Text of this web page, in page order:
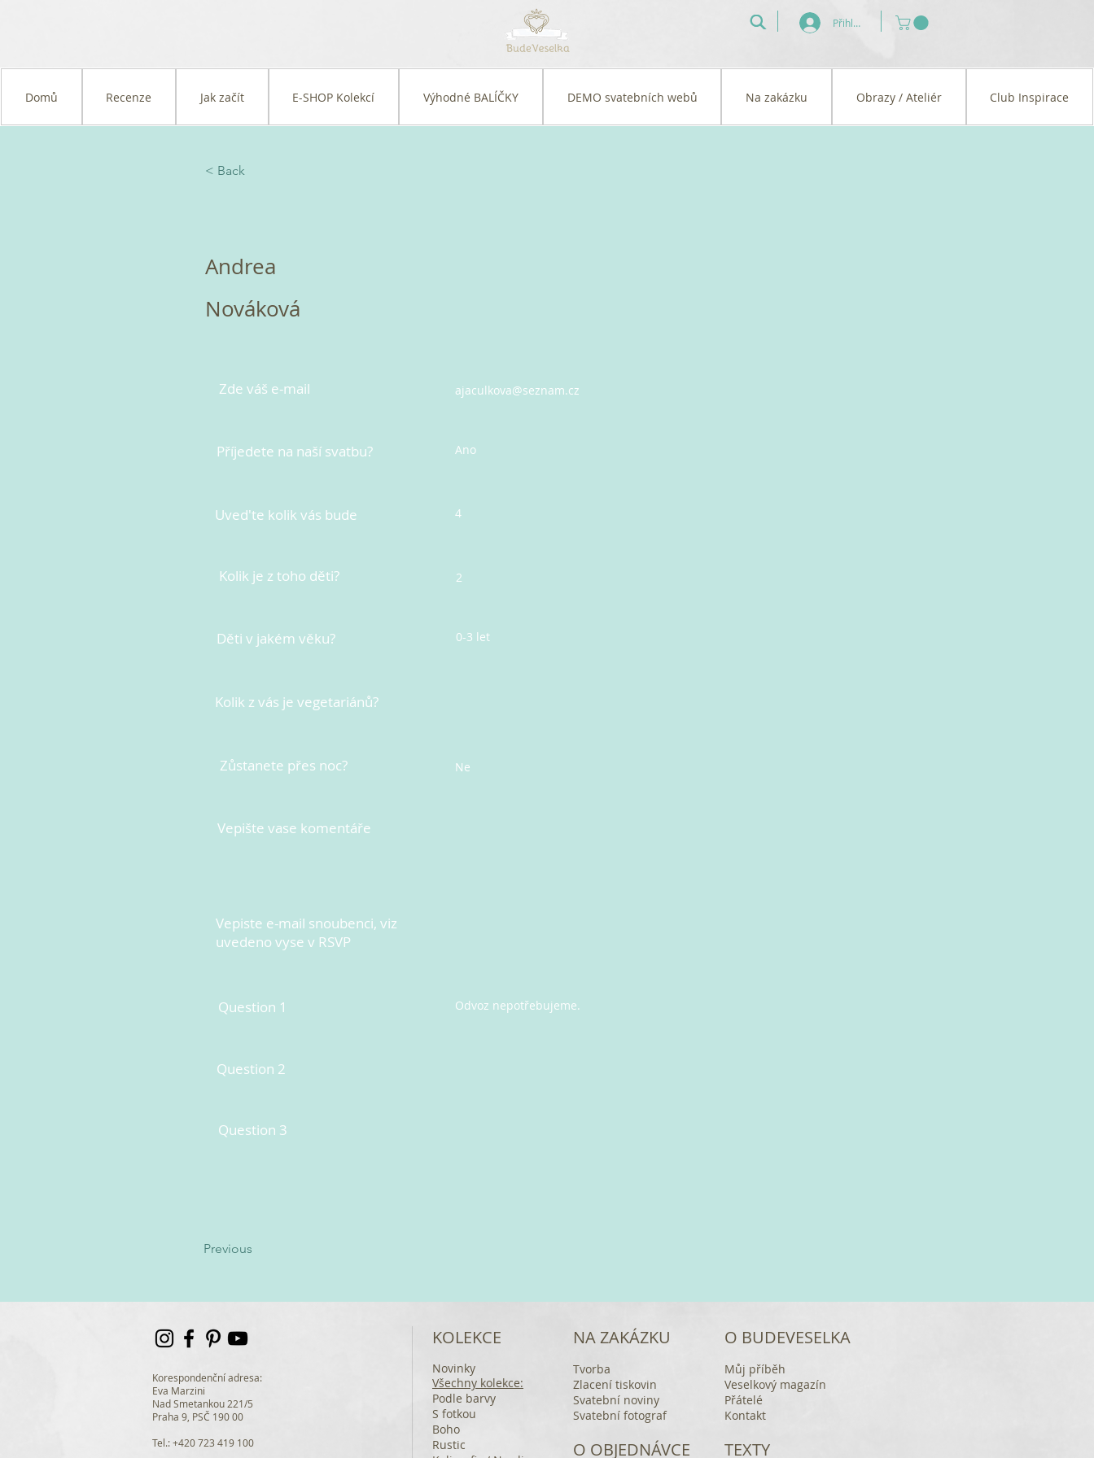
Přihlásit se
Domů Recenze Jak začít E-SHOP Kolekcí Výhodné BALÍČKY DEMO svatebních webů Na zakázku Obrazy / Ateliér Club Inspirace
< Back
Andrea
Nováková
Zde váš e-mail ajaculkova@seznam.cz
Příjedete na naší svatbu? Ano
Uved'te kolik vás bude 4
Kolik je z toho děti? 2
Děti v jakém věku? 0-3 let
Kolik z vás je vegetariánů?
Zůstanete přes noc? Ne
Vepište vase komentáře
Vepiste e-mail snoubenci, viz
uvedeno vyse v RSVP
Question 1 Odvoz nepotřebujeme.
Question 2
Question 3
Previous
Korespondenční adresa:
Eva Marzini
Nad Smetankou 221/5
Praha 9, PSČ 190 00
Tel.: +420 723 419 100
KOLEKCE
Novinky
Všechny kolekce:
Podle barvy
S fotkou
Boho
Rustic
NA ZAKÁZKU
Tvorba
Zlacení tiskovin
Svatební noviny
Svatební fotograf
O OBJEDNÁVCE
O BUDEVESELKA
Můj příběh
Veselkový magazín
Přátelé
Kontakt
TEXTY